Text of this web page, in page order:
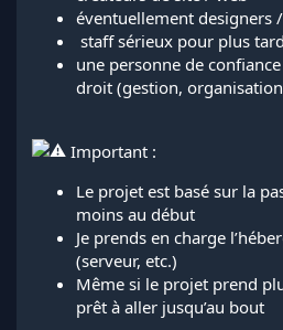
éventuellement designers
️ staff sérieux pour plus tard
une personne de
droit (gestion,
Important :
Le projet est basé sur la
moins au début
Je prends en charge
(serveur, etc.)
Même si le projet prend
prêt à aller jusqu’au bout